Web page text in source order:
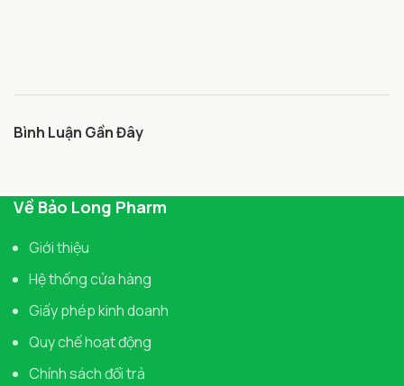
Bình Luận Gần Đây
Về Bảo Long Pharm
Giới thiệu
Hệ thống cửa hàng
Giấy phép kinh doanh
Quy chế hoạt động
Chính sách đổi trả